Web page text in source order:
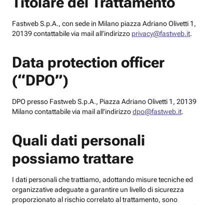
Fastweb S.p.A., con sede in Milano piazza Adriano Olivetti 1,
20139 contattabile via mail all’indirizzo privacy@fastweb.it.
Data protection officer
(“DPO”)
DPO presso Fastweb S.p.A., Piazza Adriano Olivetti 1, 20139
Milano contattabile via mail all’indirizzodpo@fastweb.it.
Quali dati personali
possiamo trattare
I dati personali che trattiamo, adottando misure tecniche ed
organizzative adeguate a garantire un livello di sicurezza
proporzionato al rischio correlato al trattamento, sono